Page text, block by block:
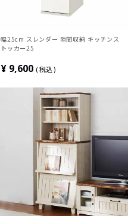
幅25cm スレンダー 隙間収納 キッチンス
トッカー25
¥ 9,600 税込